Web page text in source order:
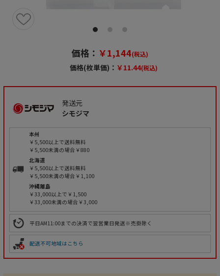
価格： ￥1,144(税込)
価格(枚単価)： ￥11.44(税込)
発送元
シモジマ
本州
￥5,500以上で送料無料
￥5,500未満の場合￥880
北海道
￥5,500以上で送料無料
￥5,500未満の場合￥1,100
沖縄離島
￥33,000以上で￥1,500
￥33,000未満の場合￥3,000
平日AM11:00までの決済で翌営業日発送※売掛除く
配送不可地域はこちら